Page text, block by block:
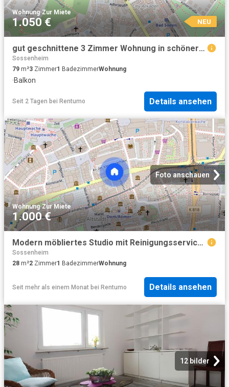
Wohnung·Zur Miete
1.050 € NEU
gut geschnittene 3 Zimmer Wohnung in schöner Lage von Bad Soden Neuenhain
Sossenheim
79 m²3 Zimmer1 BadezimmerWohnung
·Balkon
Seit 2 Tagen bei Rentumo Details ansehen
Foto anschauen
Wohnung·Zur Miete
1.000 €
Modern möbliertes Studio mit Reinigungsservice, alles neu
Sossenheim
28 m²2 Zimmer1 BadezimmerWohnung
Seit mehr als einem Monat bei Rentumo Details ansehen
12 bilder